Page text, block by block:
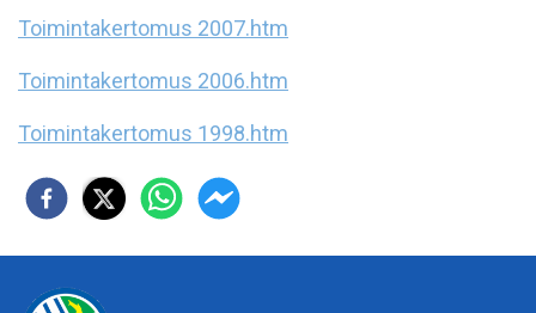
Toimintakertomus 2007.htm
Toimintakertomus 2006.htm
Toimintakertomus 1998.htm